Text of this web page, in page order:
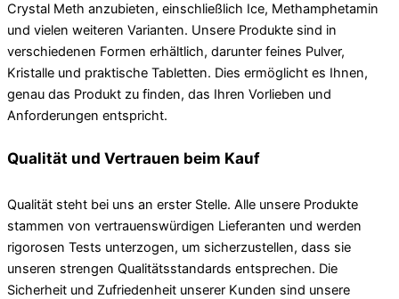
Crystal Meth anzubieten, einschließlich Ice, Methamphetamin
und vielen weiteren Varianten. Unsere Produkte sind in
verschiedenen Formen erhältlich, darunter feines Pulver,
Kristalle und praktische Tabletten. Dies ermöglicht es Ihnen,
genau das Produkt zu finden, das Ihren Vorlieben und
Anforderungen entspricht.
Qualität und Vertrauen beim Kauf
Qualität steht bei uns an erster Stelle. Alle unsere Produkte
stammen von vertrauenswürdigen Lieferanten und werden
rigorosen Tests unterzogen, um sicherzustellen, dass sie
unseren strengen Qualitätsstandards entsprechen. Die
Sicherheit und Zufriedenheit unserer Kunden sind unsere